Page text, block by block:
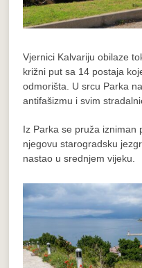
Vjernici Kalvariju obilaze
križni put sa 14 postaja
odmorišta. U srcu Parka
antifašizmu i svim
Iz Parka se pruža izniman
njegovu starogradsku
nastao u srednjem vijeku.